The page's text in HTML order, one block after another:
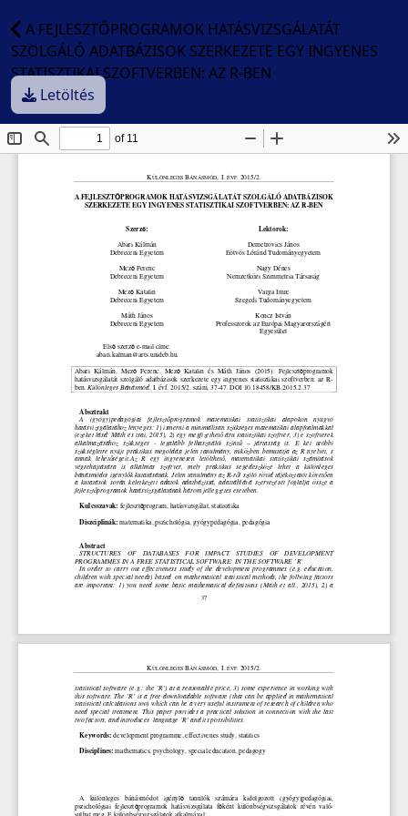
A FEJLESZTŐPROGRAMOK HATÁSVIZSGÁLATÁT
SZOLGÁLÓ ADATBÁZISOK SZERKEZETE EGY INGYENES
STATISZTIKAI SZOFTVERBEN: AZ R-BEN
Letöltés